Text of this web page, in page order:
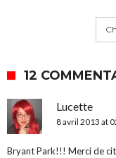
12
Lucette
8 avril 2013 at
Bryant Park!!! Merci de